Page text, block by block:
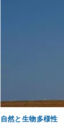
自然と生物多様性